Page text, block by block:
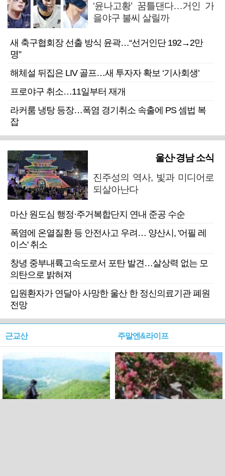
‘윤나고황’ 꿈틀댄다…거인 가
을야구 불씨 살릴까
새 축구협회장 선출 방식 윤곽…“선거인단 192→2만
명”
해체설 뒤집은 LIV 골프…새 투자자 확보 ‘기사회생’
프로야구 취소…11일부터 재개
라커룸 냉탕 등장…폭염 경기취소 속출에 PS 셈법 복
잡
울산·경남 소식
진주성의 역사, 빛과 미디어로
되살아난다
마산 원도심 행정·주거복합단지 연내 준공 수순
폭염에 온열질환 등 안전사고 우려… 양산시, '어필 레
이스' 취소
창녕 중부내륙고속도로서 포탄 발견…살상력 없는 모
의탄으로 밝혀져
입원환자가 연달아 사망한 울산 한 정신의료기관 폐원
전망
근교산 주말엔&라이프